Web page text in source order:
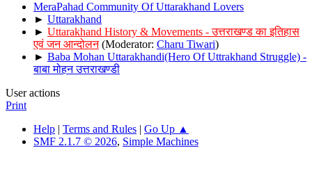
MeraPahad Community Of Uttarakhand Lovers
► Uttarakhand
► Uttarakhand History & Movements - उत्तराखण्ड का इतिहास
एवं जन आन्दोलन (Moderator: Charu Tiwari)
► Baba Mohan Uttarakhandi(Hero Of Uttrakhand Struggle) -
बाबा मोहन उत्तराखण्डी
User actions
Print
Help | Terms and Rules | Go Up ▲
SMF 2.1.7 © 2026, Simple Machines